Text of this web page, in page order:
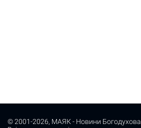
© 2001-2026, МАЯК - Новини Богодухова